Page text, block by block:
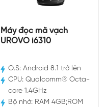
Máy đọc mã vạch
UROVO i6310
O.S:Android 8.1 trở lên
CPU:Qualcomm® Octa-
core 1.4GHz
Bộ nhớ: RAM 4GB;ROM